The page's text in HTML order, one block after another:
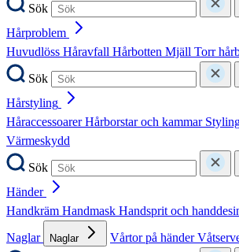
Sök
Hårproblem
Huvudlöss Håravfall Hårbotten Mjäll Torr
Sök
Hårstyling
HåraccessoarerHårborstar och kammar
Värmeskydd
Sök
Händer
Handkräm Handmask Handsprit och
Naglar
Naglar Vårtor på händer